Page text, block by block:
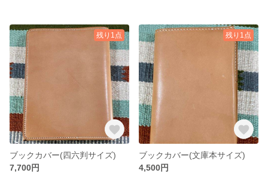
残り1点
ブックカバー(四六判サイズ)
7,700円
残り1点
ブックカバー(文庫本サイズ)
4,500円